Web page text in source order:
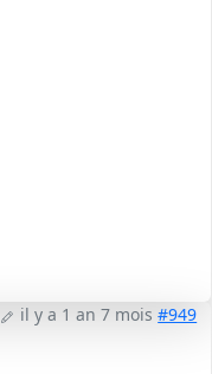
il y a 1 an 7 mois #949